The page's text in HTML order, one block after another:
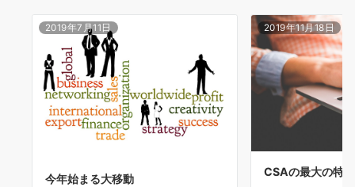
2019年7月11日
今年始まる大移動
2019年11月18日
CSAの最大の特徴